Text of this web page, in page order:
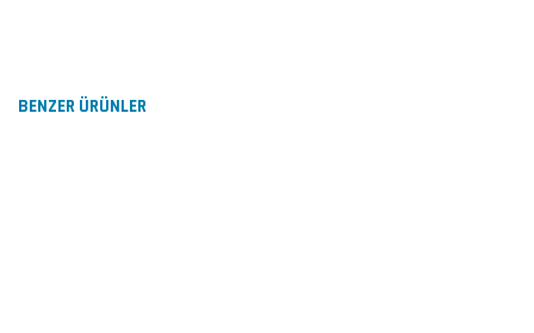
Görüş ve önerileriniz için teşekkür ederiz.
BENZER ÜRÜNLER